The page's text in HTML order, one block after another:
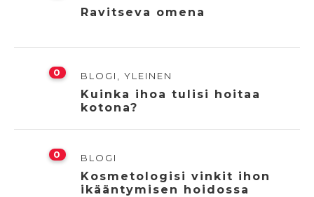
Ravitseva omena
0 BLOGI YLEINEN
Kuinka ihoa tulisi hoitaa
kotona?
0 BLOGI
Kosmetologisi vinkit ihon
ikääntymisen hoidossa